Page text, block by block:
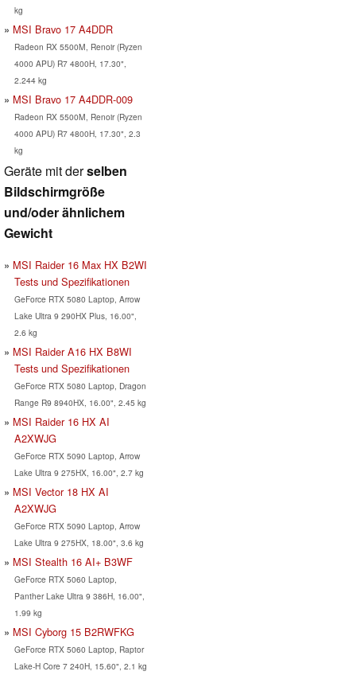
kg
MSI Bravo 17 A4DDR
Radeon RX 5500M, Renoir (Ryzen
4000 APU) R7 4800H, 17.30",
2.244 kg
MSI Bravo 17 A4DDR-009
Radeon RX 5500M, Renoir (Ryzen
4000 APU) R7 4800H, 17.30", 2.3
kg
Geräte mit derselben
Bildschirmgröße
und/oder ähnlichem
Gewicht
MSI Raider 16 Max HX B2WI
Tests und Spezifikationen
GeForce RTX 5080 Laptop, Arrow
Lake Ultra 9 290HX Plus, 16.00",
2.6 kg
MSI Raider A16 HX B8WI
Tests und Spezifikationen
GeForce RTX 5080 Laptop, Dragon
Range R9 8940HX, 16.00", 2.45 kg
MSI Raider 16 HX AI
A2XWJG
GeForce RTX 5090 Laptop, Arrow
Lake Ultra 9 275HX, 16.00", 2.7 kg
MSI Vector 18 HX AI
A2XWJG
GeForce RTX 5090 Laptop, Arrow
Lake Ultra 9 275HX, 18.00", 3.6 kg
MSI Stealth 16 AI+ B3WF
GeForce RTX 5060 Laptop,
Panther Lake Ultra 9 386H, 16.00",
1.99 kg
MSI Cyborg 15 B2RWFKG
GeForce RTX 5060 Laptop, Raptor
Lake-H Core 7 240H, 15.60", 2.1 kg